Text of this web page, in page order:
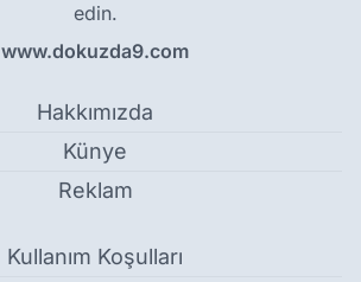
edin.
www.dokuzda9.com
Hakkımızda
Künye
Reklam
Kullanım Koşulları